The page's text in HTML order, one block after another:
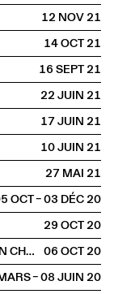
12 NOV2021
14 OCT2021
16 SEPT2021
22 JUIN2021
17 JUIN2021
10 JUIN2021
27 MAI2021
OCT – 03 DÉC2020
29 OCT2020
DAN SOLBACH EN DISCUSSION AVEC YANN CHATEIGNÉ
06 OCT2020
– 08 JUIN2020